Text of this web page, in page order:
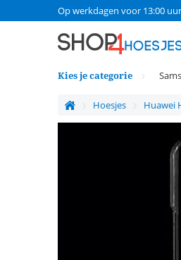
Op werkdagen voor 13:00
Kies je categorie
Hoesjes Huawei